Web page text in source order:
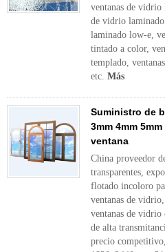
ventanas de
de vidrio
laminado low-e,
tintado a color,
templado,
etc. Más
Suministro de
3mm 4mm
ventana
China proveedor
transparentes,
flotado incoloro
ventanas de
ventanas de vidrio
de alta
precio